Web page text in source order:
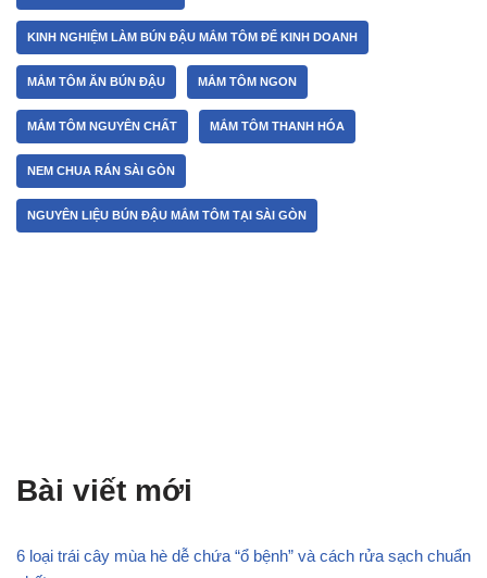
KINH NGHIỆM LÀM BÚN ĐẬU MẮM TÔM ĐỂ KINH DOANH
MẮM TÔM ĂN BÚN ĐẬU MẮM TÔM NGON
MẮM TÔM NGUYÊN CHẤT MẮM TÔM THANH HÓA
NEM CHUA RÁN SÀI GÒN
NGUYÊN LIỆU BÚN ĐẬU MẮM TÔM TẠI SÀI GÒN
Bài viết mới
6 loại trái cây mùa hè dễ chứa “ổ bệnh” và cách rửa sạch chuẩn